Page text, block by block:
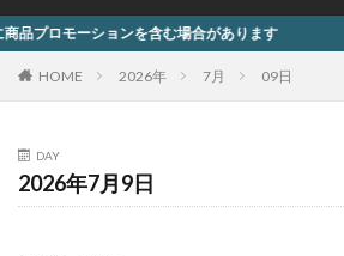
含む場合があります
HOME 2026年 7月 09日
DAY
2026年7月9日